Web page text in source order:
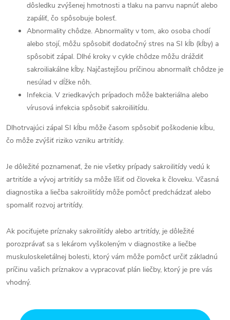
dôsledku zvýšenej hmotnosti a tlaku na panvu napnúť alebo
zapáliť, čo spôsobuje bolesť.
Abnormality chôdze. Abnormality v tom, ako osoba chodí
alebo stojí, môžu spôsobiť dodatočný stres na SI kĺb (kĺby) a
spôsobiť zápal. Dlhé kroky v cykle chôdze môžu dráždiť
sakroiliakálne kĺby. Najčastejšou príčinou abnormalít chôdze je
nesúlad v dĺžke nôh.
Infekcia. V zriedkavých prípadoch môže bakteriálna alebo
vírusová infekcia spôsobiť sakroiliitídu.
Dlhotrvajúci zápal SI kĺbu môže časom spôsobiť poškodenie kĺbu,
čo môže zvýšiť riziko vzniku artritídy.
Je dôležité poznamenať, že nie všetky prípady sakroilitídy vedú k
artritíde a vývoj artritídy sa môže líšiť od človeka k človeku. Včasná
diagnostika a liečba sakroilitídy môže pomôcť predchádzať alebo
spomaliť rozvoj artritídy.
Ak pociťujete príznaky sakroilitídy alebo artritídy, je dôležité
porozprávať sa s lekárom vyškoleným v diagnostike a liečbe
muskuloskeletálnej bolesti, ktorý vám môže pomôcť určiť základnú
príčinu vašich príznakov a vypracovať plán liečby, ktorý je pre vás
vhodný.